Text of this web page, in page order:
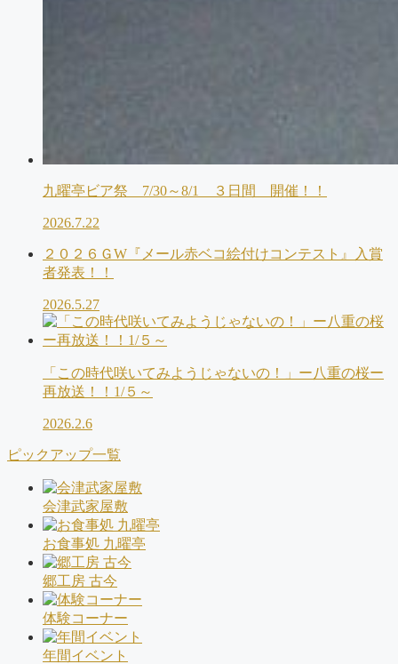
九曜亭ビア祭 7/30～8/1 ３日間 開催！！
2026.7.22
２０２６ＧW『メール赤ベコ絵付けコンテスト』入賞
者発表！！
2026.5.27
「この時代咲いてみようじゃないの！」ー八重の桜ー
再放送！！1/５～
2026.2.6
ピックアップ一覧
会津武家屋敷
お食事処 九曜亭
郷工房 古今
体験コーナー
年間イベント